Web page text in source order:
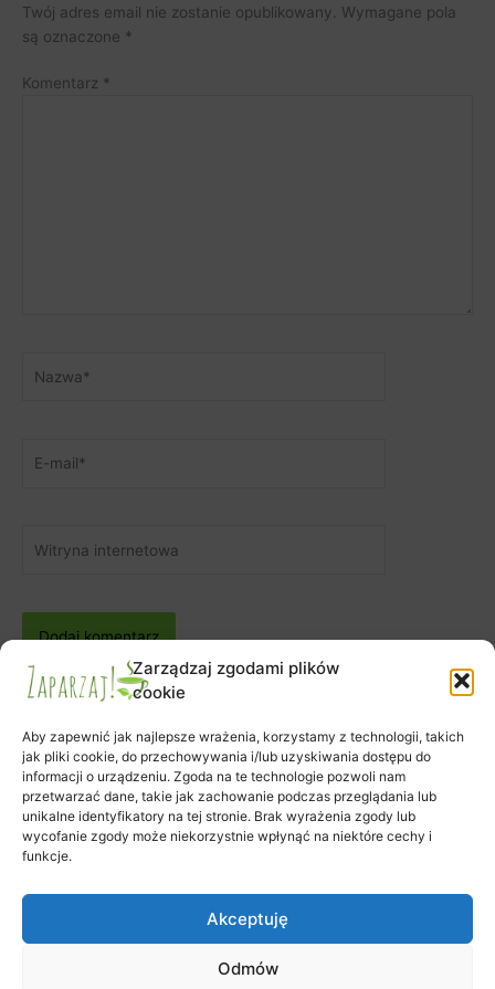
Zarządzaj zgodami plików
cookie
Aby zapewnić jak najlepsze wrażenia, korzystamy z technologii, takich
jak pliki cookie, do przechowywania i/lub uzyskiwania dostępu do
informacji o urządzeniu. Zgoda na te technologie pozwoli nam
przetwarzać dane, takie jak zachowanie podczas przeglądania lub
unikalne identyfikatory na tej stronie. Brak wyrażenia zgody lub
wycofanie zgody może niekorzystnie wpłynąć na niektóre cechy i
funkcje.
Akceptuję
Odmów
Twój adres email nie zostanie opublikowany.
Wymagane pola
są oznaczone *
Komentarz *
mail*
internetowa
Zapisy na warsztaty
Zamówienie
Koszyk